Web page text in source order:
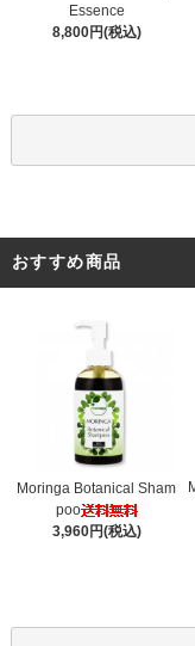
Essence
8,800円(税込)
おすすめ商品
Moringa Botanical Sham
poo
3,960円(税込)